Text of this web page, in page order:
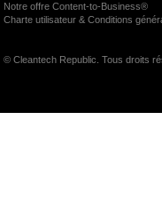
Notre offre Content-to-Business®
Charte utilisateur & Conditions
© Cleantech Republic. Tous droits